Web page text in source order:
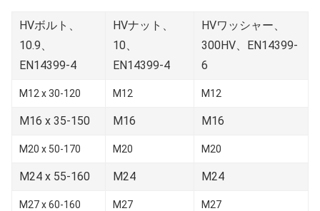
HVボルト、
10.9、
EN14399-4
HVナット、
10、
EN14399-4
HVワッシャー、
300HV、EN14399-
6
M12 x 30-120 M12 M12
M16 x 35-150 M16 M16
M20 x 50-170 M20 M20
M24 x 55-160 M24 M24
M27 x 60-160 M27 M27